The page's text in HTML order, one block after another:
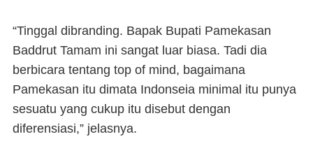
“Tinggal dibranding. Bapak Bupati Pamekasan
Baddrut Tamam ini sangat luar biasa. Tadi dia
berbicara tentang top of mind, bagaimana
Pamekasan itu dimata Indonseia minimal itu punya
sesuatu yang cukup itu disebut dengan
diferensiasi,” jelasnya.